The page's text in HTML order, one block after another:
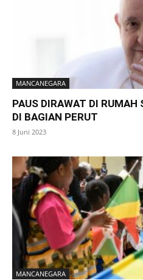
MANCANEGARA
PAUS DIRAWAT DI
DI BAGIAN PERUT
8 Juni 2023
MANCANEGARA